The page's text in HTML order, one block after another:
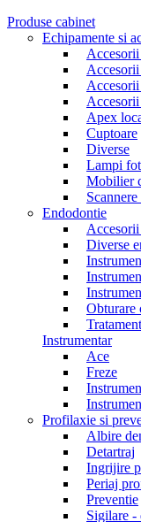
Produse cabinet
Echipamente si
Apex
Cuptoare
Diverse
Lampi
Mobilier
Endodontie
Diverse
Obturare
Instrumentar
Ace
Freze
Profilaxie si
Albire
Detartraj
Ingrijire
Periaj
Preventie
Sigilare -